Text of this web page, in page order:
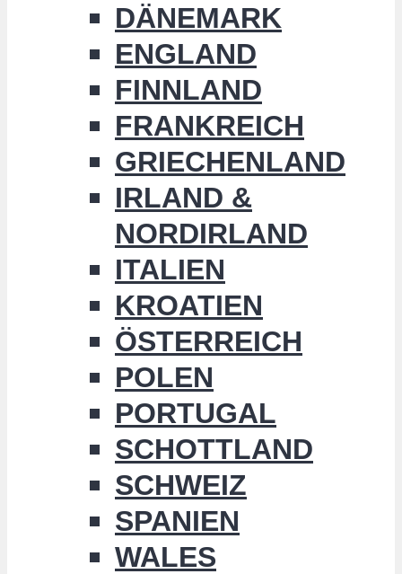
DÄNEMARK
ENGLAND
FINNLAND
FRANKREICH
GRIECHENLAND
IRLAND &
NORDIRLAND
ITALIEN
KROATIEN
ÖSTERREICH
POLEN
PORTUGAL
SCHOTTLAND
SCHWEIZ
SPANIEN
WALES